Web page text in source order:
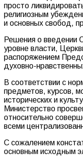
просто
религиозным
и основных свобод,
Решения о введении
уровне власти,
распоряжением
духовно-
В соответствии с
предметов, курсов,
исторических и
Министерство
относительно
всеми
С сожалением
основным исходным